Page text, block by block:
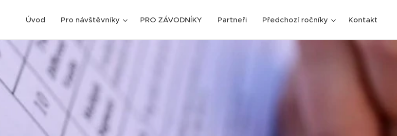
Úvod Pro návštěvníky PRO ZÁVODNÍKY Partneři Předchozí ročníky Kontakt